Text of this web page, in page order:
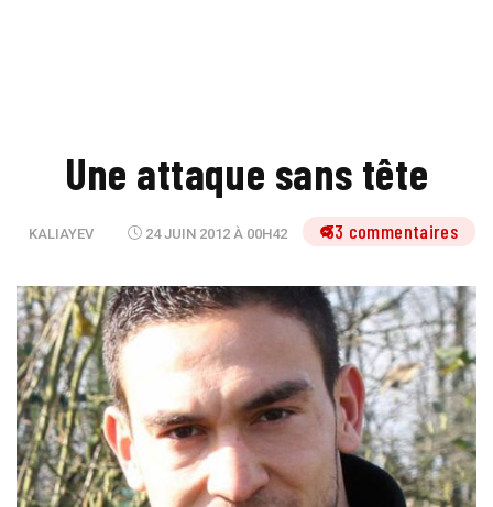
Une attaque sans tête
KALIAYEV 24 JUIN 2012 À 00H42 33 commentaires